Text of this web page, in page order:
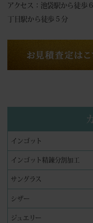
アクセス：池袋駅から徒歩
丁目駅から徒歩５分
インゴット
インゴット精錬分割加工
サングラス
シザー
ジュエリー